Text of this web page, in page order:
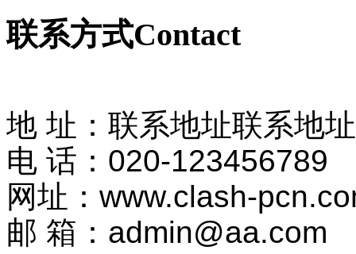
联系方式Contact
地 址：联系地址联系地
电 话：020-123456789
网址：www.clash-
邮 箱：admin@aa.com